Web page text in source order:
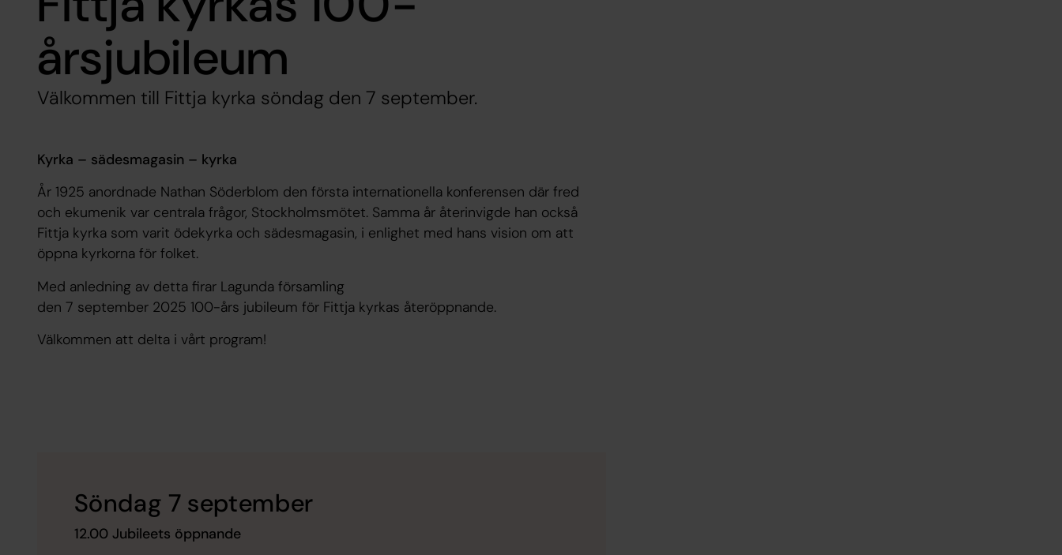
årsjubileum
Välkommen till Fittja kyrka söndag den 7 september.
Kyrka – sädesmagasin – kyrka
År 1925 anordnade Nathan Söderblom den första internationella konferensen där fred
och ekumenik var centrala frågor, Stockholmsmötet. Samma år återinvigde han också
Fittja kyrka som varit ödekyrka och sädesmagasin, i enlighet med hans vision om att
öppna kyrkorna för folket.
Med anledning av detta firar Lagunda församling
den 7 september 2025 100-års jubileum för Fittja kyrkas återöppnande.
Välkommen att delta i vårt program!
Söndag 7 september
12.00 Jubileets öppnande